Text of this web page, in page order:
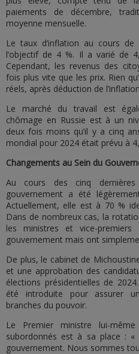
paiements de décembre,
moyenne mensuelle.
Le taux d’inflation au cours
l’objectif de 4 %. Il a varié de
Cependant, les revenus des
fois plus vite que les prix. Rien
réels, après déduction de
Le marché du travail est
chômage en Russie est à un
deux fois moins qu’il y a cinq
mondial pour 2024 était prévu à
Changements au Sein du
Au cours des cinq
gouvernement a été
Actuellement, elle est à 70 %
Dans de nombreux cas, la
les ministres et vice-
gouvernement mais ont
De plus, le cabinet de
et une approbation des
élections présidentielles de
été introduite pour assurer
branches du pouvoir.
Le Premier ministre lui-
subordonnés est à sa place :
gouvernement. Nous sommes